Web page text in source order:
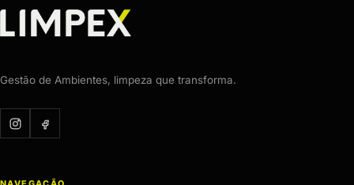
Gestão de Ambientes, limpeza que transforma.